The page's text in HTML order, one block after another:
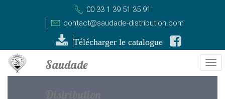
00 33 1 39 51 35 91
contact@saudade-distribution.com
Télécharger le catalogue